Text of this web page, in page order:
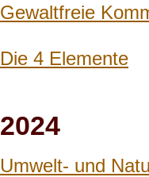
Gewaltfreie
Die 4 Elemente
2024
Umwelt- und